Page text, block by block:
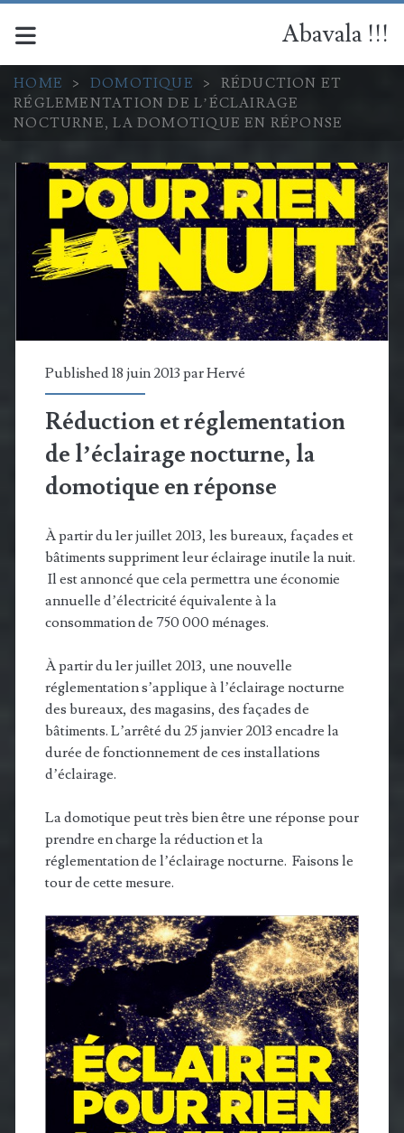
Abavala !!!
HOME > DOMOTIQUE >
RÉDUCTION ET
RÉGLEMENTATION DE L’ÉCLAIRAGE
NOCTURNE, LA DOMOTIQUE EN RÉPONSE
Published 18 juin 2013 parHervé
Réduction et réglementation
de l’éclairage nocturne, la
domotique en réponse
À partir du 1er juillet 2013, les bureaux, façades et
bâtiments suppriment leur éclairage inutile la nuit.
Il est annoncé que cela permettra une économie
annuelle d’électricité équivalente à la
consommation de 750 000 ménages.
À partir du 1er juillet 2013, une nouvelle
réglementation s’applique à l’éclairage nocturne
des bureaux, des magasins, des façades de
bâtiments. L’arrêté du 25 janvier 2013 encadre la
durée de fonctionnement de ces installations
d’éclairage.
La domotique peut très bien être une réponse pour
prendre en charge la réduction et la
réglementation de l’éclairage nocturne. Faisons le
tour de cette mesure.